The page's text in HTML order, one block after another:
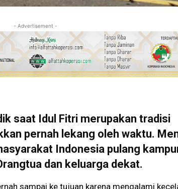
- Advertisement -
saat Idul Fitri merupakan tradisi
pernah lekang oleh waktu.
Indonesia pulang
dan keluarga dekat.
sampai ke tujuan karena mengalami